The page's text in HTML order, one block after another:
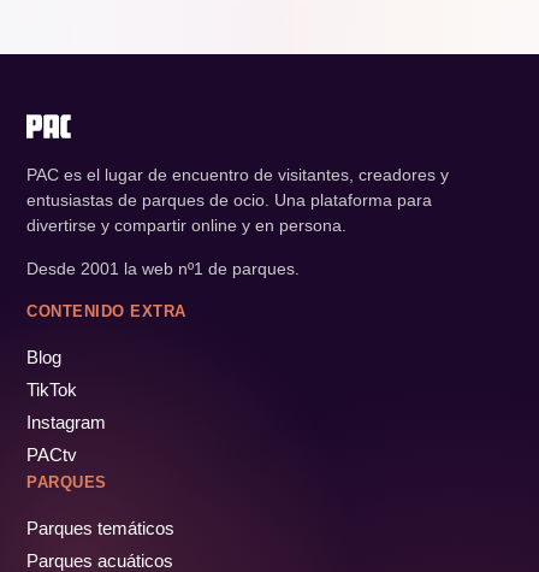
PAC es el lugar de encuentro de visitantes, creadores y
entusiastas de parques de ocio. Una plataforma para
divertirse y compartir online y en persona.
Desde 2001 la web nº1 de parques.
CONTENIDO EXTRA
Blog
TikTok
Instagram
PACtv
PARQUES
Parques temáticos
Parques acuáticos